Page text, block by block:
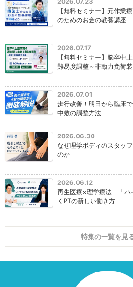
2026.07.23
【無料セミナー】元作業
のためのお金の教養講座
2026.07.17
【無料セミナー】脳卒中
難易度調整～非動力免荷
2026.07.01
歩行改善！明日から臨床
中敷の調整方法
2026.06.30
なぜ理学ボディのスタッ
のか
2026.06.12
再生医療×理学療法｜「ハ
くPTの新しい働き方
特集の一覧を見